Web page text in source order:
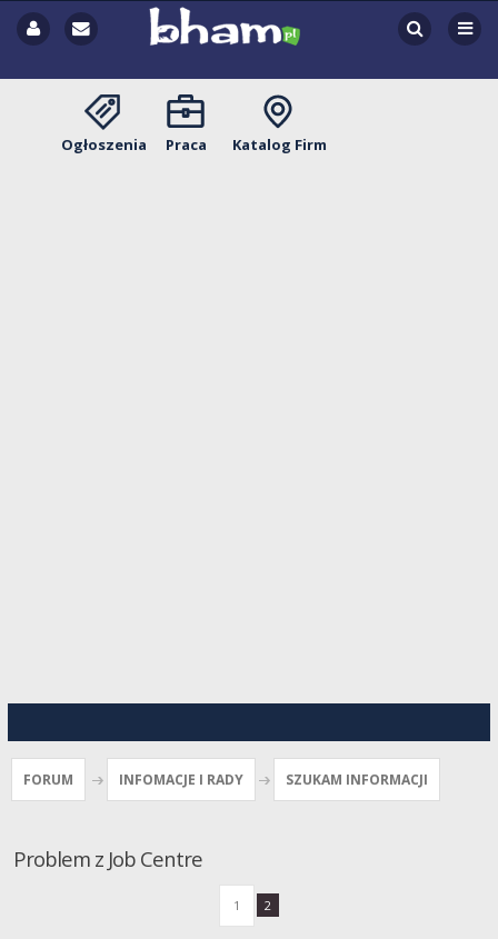
Ogłoszenia Praca Katalog Firm
FORUM INFOMACJE I RADY SZUKAM INFORMACJI
Problem z Job Centre
1 2